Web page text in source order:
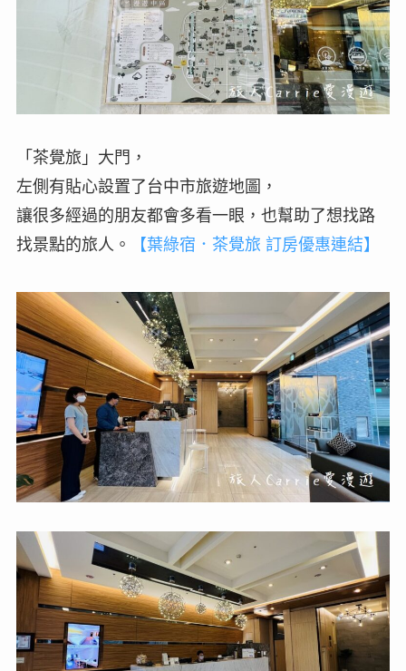
「茶覺旅」大門，
左側有貼心設置了台中市旅遊地圖，
讓很多經過的朋友都會多看一眼，也幫助了想找路
找景點的旅人。
【葉綠宿．茶覺旅 訂房優惠連結】